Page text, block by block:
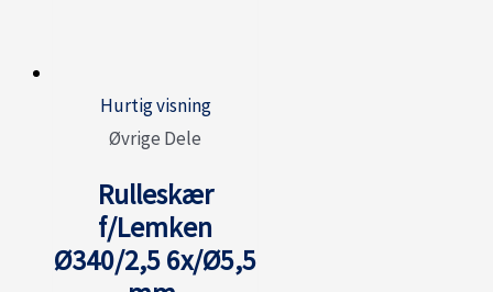
Hurtig visning
Øvrige Dele
Rulleskær
f/Lemken
Ø340/2,5 6x/Ø5,5